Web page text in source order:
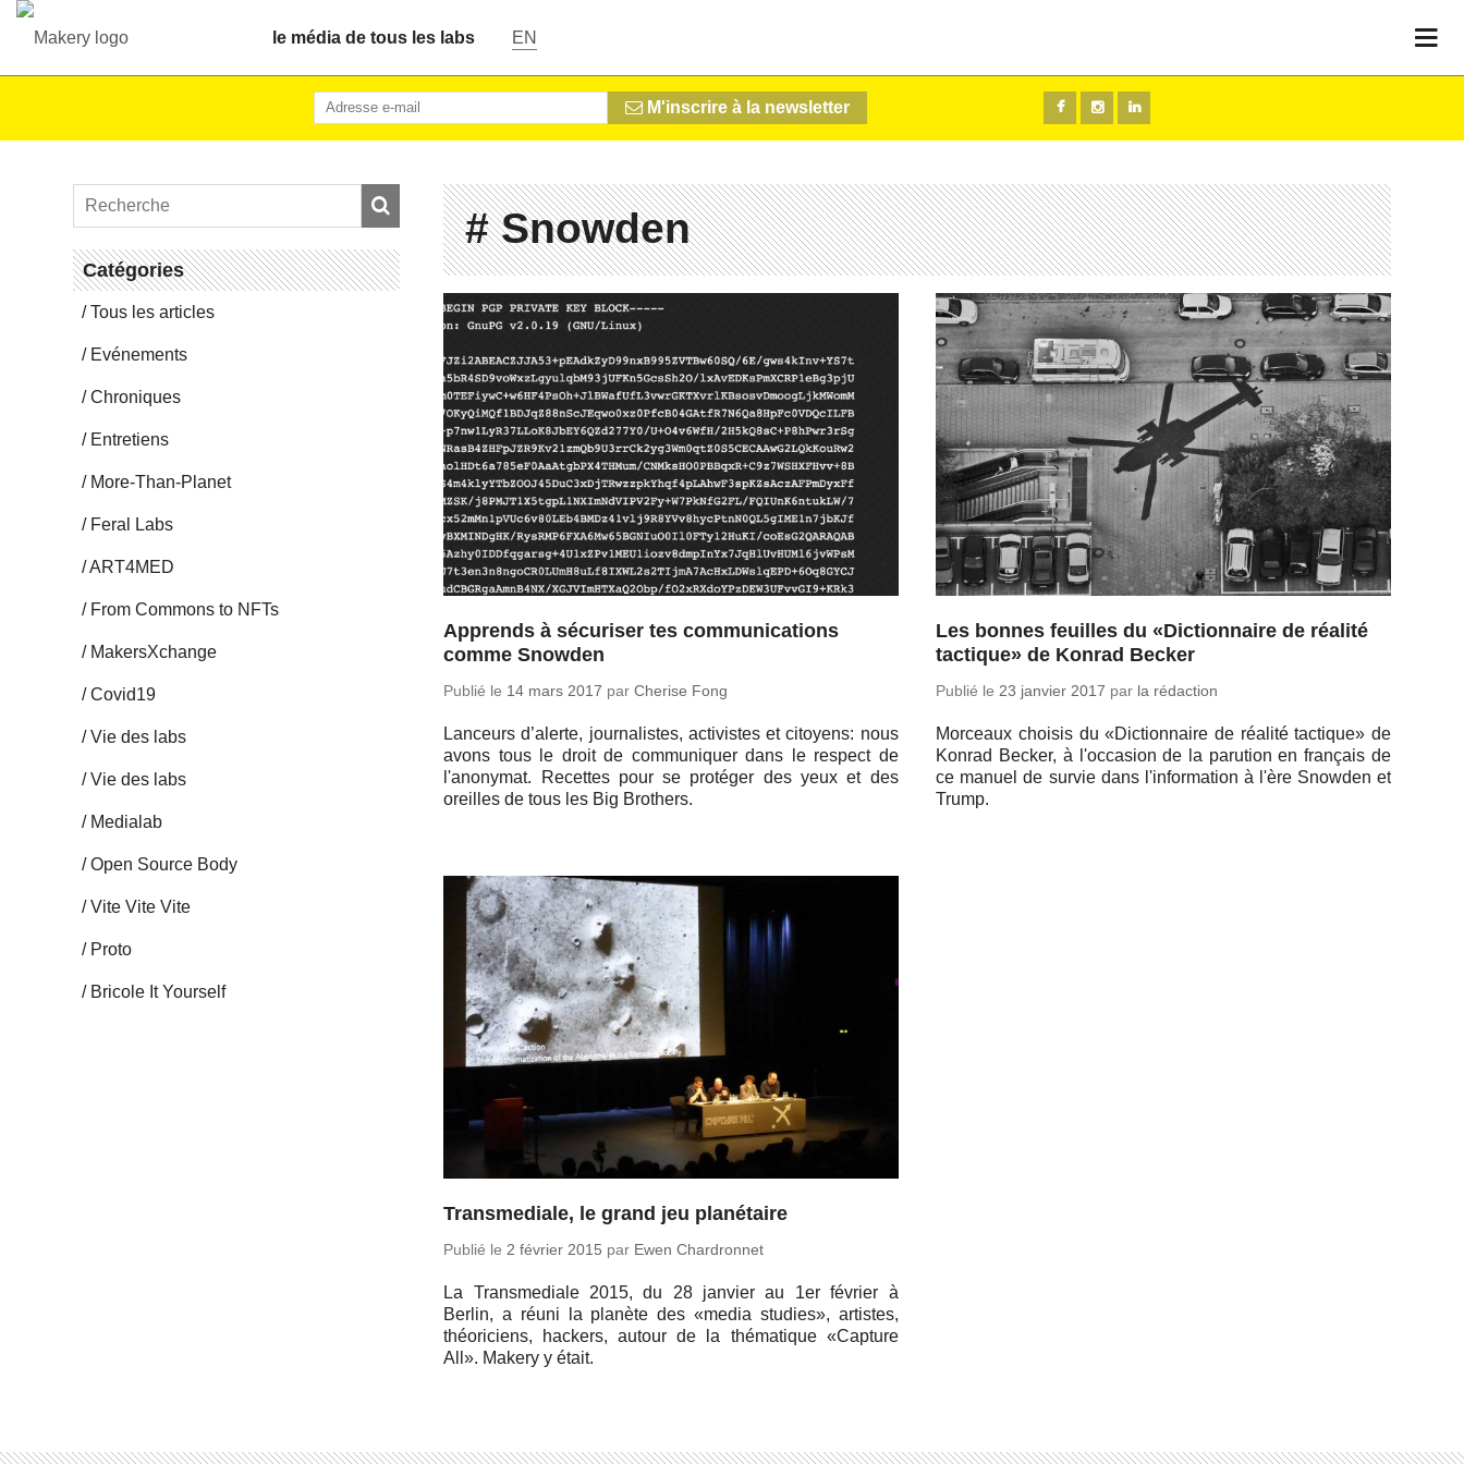
le média de tous les labs EN
M'inscrire à la newsletter
Ca­té­go­ries
Tous les articles
Evé­ne­ments
Chro­niques
En­tre­tiens
More-Than-Pla­net
Feral Labs
ART4MED
From Commons to NFTs
Ma­kersX­change
Covid19
Vie des labs
Vie des labs
Me­dia­lab
Open Source Body
Vite Vite Vite
Proto
Bricole It Yourself
# Snowden
Apprends à sécuriser tes communications
comme Snowden
Publié le 14 mars 2017 parCherise Fong
Lan­ceurs d’alerte, jour­na­listes, ac­ti­vistes et ci­toyens: nous
avons tous le droit de com­mu­ni­quer dans le respect de
l'ano­ny­mat. Re­cettes pour se pro­té­ger des yeux et des
oreilles de tous les Big Brothers.
Les bonnes feuilles du «Dictionnaire de réalité
tactique» de Konrad Becker
Publié le23 janvier 2017 par la rédaction
Mor­ceaux choisis du «Dic­tion­naire de réalité tac­tique» de
Konrad Becker, à l'oc­ca­sion de la pa­ru­tion en fran­çais de
ce manuel de survie dans l'in­for­ma­tion à l'ère Snowden et
Trump.
Transmediale, le grand jeu planétaire
Publié le2 février 2015 par Ewen Chardronnet
La Trans­me­diale 2015, du 28 janvier au 1er février à
Berlin, a réuni la planète des «media studies», ar­tistes,
théo­ri­ciens, hackers, autour de la thé­ma­tique «Capture
All». Makery y était.